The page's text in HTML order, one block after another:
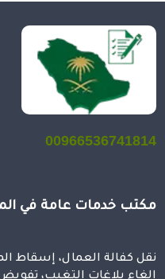
00966536741814
مكتب خدمات عامة في
نقل كفالة العمال، إسقاط
إلغاء بلاغات التغيب،